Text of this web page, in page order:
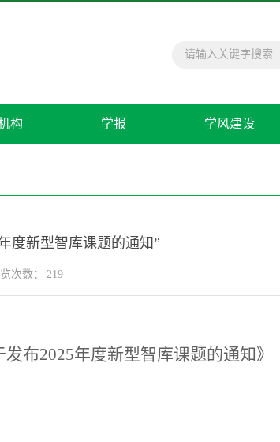
构 学报 学风建设
度新型智库课题的通知”
次数： 219
发布2025年度新型智库课题的通知》